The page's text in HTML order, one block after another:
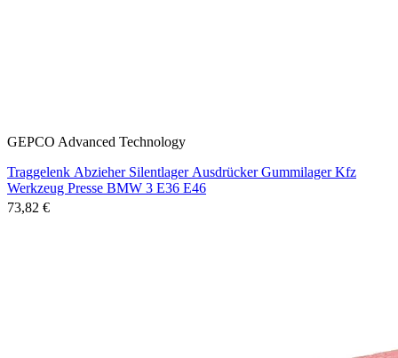
GEPCO Advanced Technology
Traggelenk Abzieher Silentlager Ausdrücker Gummilager Kfz
Werkzeug Presse BMW 3 E36 E46
73,82 €